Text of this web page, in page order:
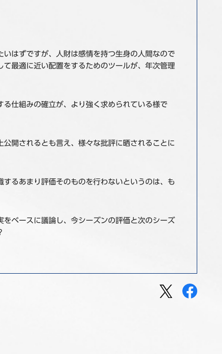
はずですが、人財は感情を持つ生身の人間なので
最適に近い配置をするためのツールが、年次管理
仕組みの確立が、より強く求められている様で
開されるとも言え、様々な批評に晒されることに
るあまり評価そのものを行わないというのは、も
ベースに議論し、今シーズンの評価と次のシーズ